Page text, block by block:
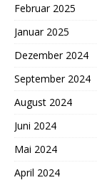
Februar 2025
Januar 2025
Dezember 2024
September 2024
August 2024
Juni 2024
Mai 2024
April 2024